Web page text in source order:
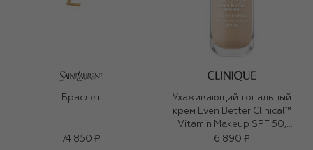
Браслет
74 850 ₽
Ухаживающий тональный
крем Even Better Clinical™
Vitamin Makeup SPF 50,
оттенок Light Cool 2 (30ml)
6 890 ₽